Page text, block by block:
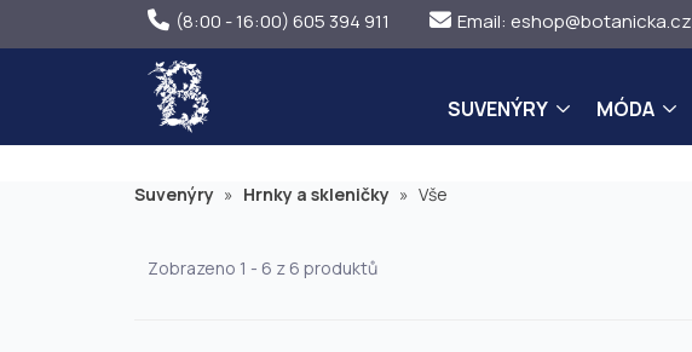
(8:00 - 16:00) 605 394 911 Email: eshop@botanicka.cz
SUVENÝRY MÓDA
Suvenýry » Hrnky a skleničky » Vše
Zobrazeno 1 - 6 z 6 produktů